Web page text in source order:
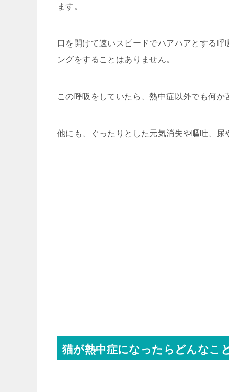
ます。
口を開けて速いスピードでハアハアとする
ングをすることはありません。
この呼吸をしていたら、熱中症以外でも何
他にも、ぐったりとした元気消失や嘔吐、
猫が熱中症になったらどんなこ